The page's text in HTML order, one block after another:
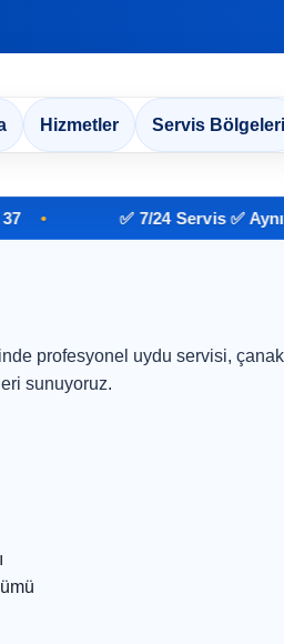
Hizmetler Servis Bölgeleri
✅ 7/24 Servis ✅ Aynı
profesyonel uydu servisi,
sunuyoruz.